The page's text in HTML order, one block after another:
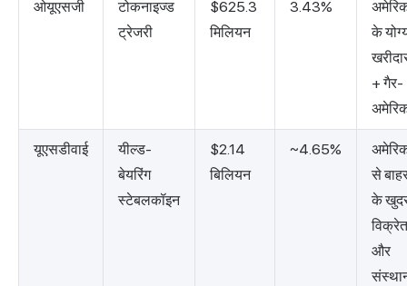
ओयूएसजी
टोकनाइज्ड
ट्रेजरी
$625.3
मिलियन
3.43%
के
+ गैर-
यूएसडीवाई
यील्ड-
बेयरिंग
स्टेबलकॉइन
$2.14
बिलियन
~4.65%
से
के
और